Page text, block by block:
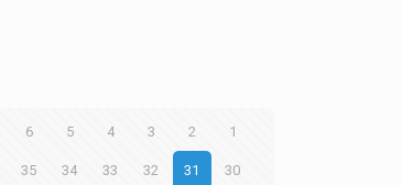
1
2
3
4
5
6
30
31
32
33
34
35